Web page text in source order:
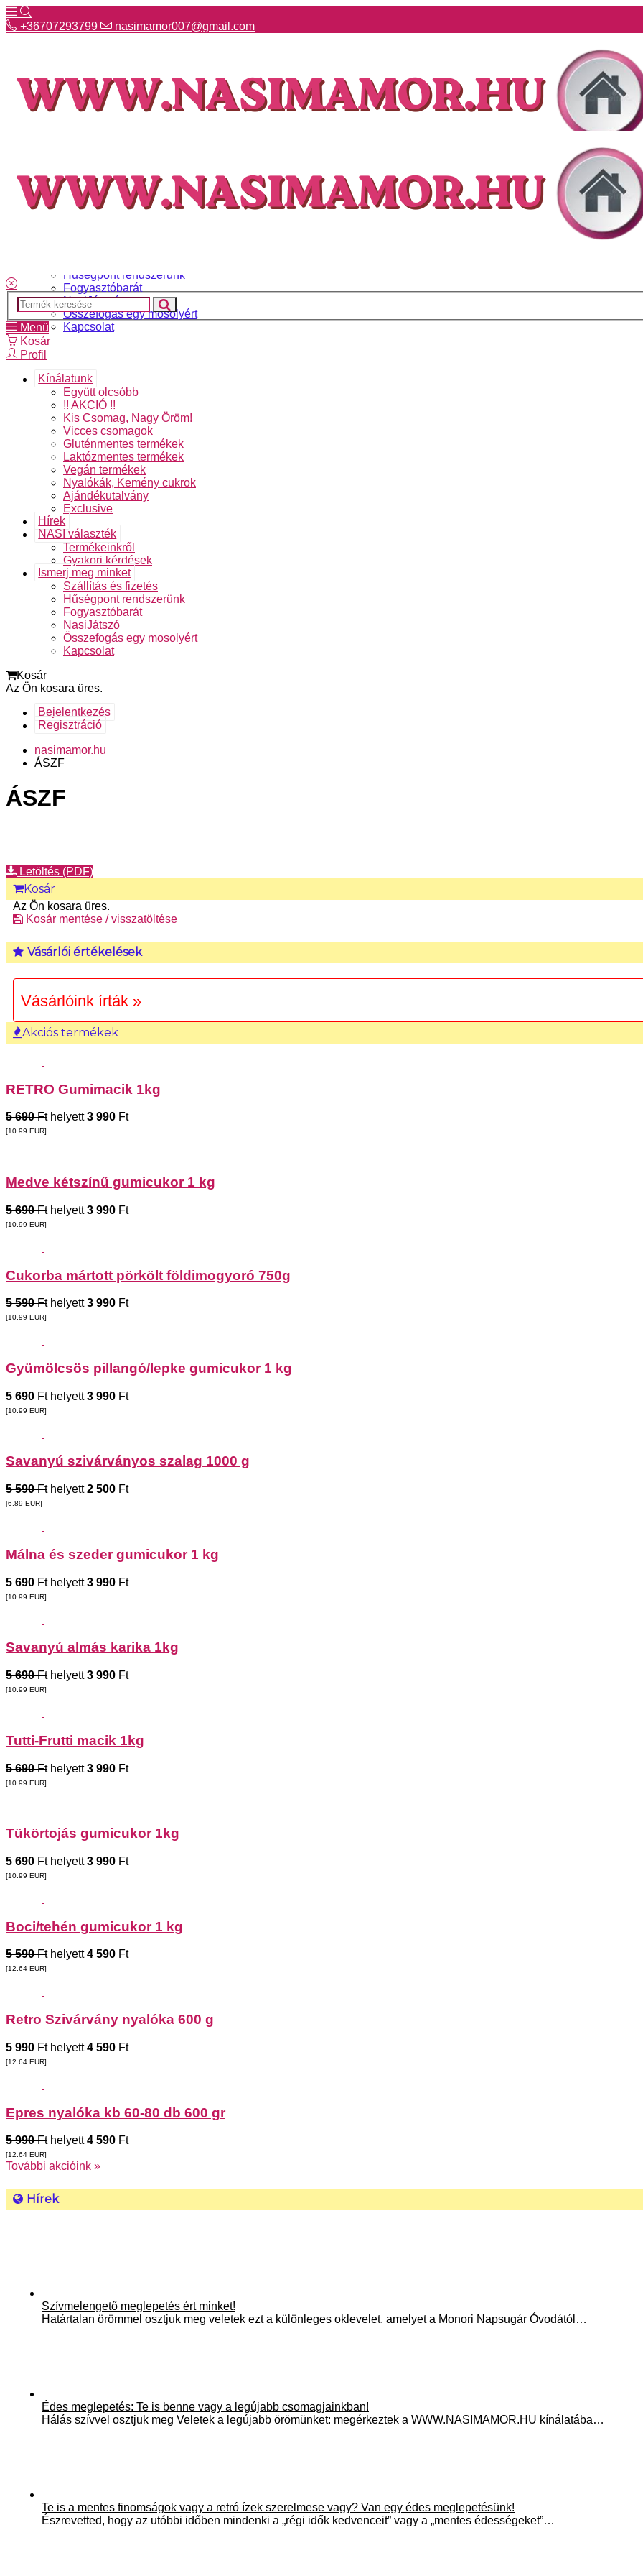
+36707293799 nasimamor007@gmail.com
Hírek
NASI választék
Hűségpont rendszerünk
Fogyasztóbarát
NasiJátszó
Összefogás egy mosolyért
Kapcsolat
Menü
Kosár
Profil
Kínálatunk
Együtt olcsóbb
!! AKCIÓ !!
Kis Csomag, Nagy Öröm!
Vicces csomagok
Gluténmentes termékek
Laktózmentes termékek
Vegán termékek
Nyalókák, Kemény cukrok
Ajándékutalvány
Exclusive
Hírek
NASI választék
Termékeinkről
Gyakori kérdések
Ismerj meg minket
Szállítás és fizetés
Hűségpont rendszerünk
Fogyasztóbarát
NasiJátszó
Összefogás egy mosolyért
Kapcsolat
Kosár
Az Ön kosara üres.
Bejelentkezés
Regisztráció
nasimamor.hu
ÁSZF
ÁSZF
Letöltés (PDF)
Kosár
Az Ön kosara üres.
Kosár mentése / visszatöltése
Vásárlói értékelések
Vásárlóink írták »
Akciós termékek
RETRO Gumimacik 1kg
5 690 Fthelyett3 990 Ft
[10.99 EUR]
Medve kétszínű gumicukor 1 kg
5 690 Fthelyett3 990 Ft
[10.99 EUR]
Cukorba mártott pörkölt földimogyoró 750g
5 590 Fthelyett3 990 Ft
[10.99 EUR]
Gyümölcsös pillangó/lepke gumicukor 1 kg
5 690 Fthelyett3 990 Ft
[10.99 EUR]
Savanyú szivárványos szalag 1000 g
5 590 Fthelyett2 500 Ft
[6.89 EUR]
Málna és szeder gumicukor 1 kg
5 690 Fthelyett3 990 Ft
[10.99 EUR]
Savanyú almás karika 1kg
5 690 Fthelyett3 990 Ft
[10.99 EUR]
Tutti-Frutti macik 1kg
5 690 Fthelyett3 990 Ft
[10.99 EUR]
Tükörtojás gumicukor 1kg
5 690 Fthelyett3 990 Ft
[10.99 EUR]
Boci/tehén gumicukor 1 kg
5 590 Fthelyett4 590 Ft
[12.64 EUR]
Retro Szivárvány nyalóka 600 g
5 990 Fthelyett4 590 Ft
[12.64 EUR]
Epres nyalóka kb 60-80 db 600 gr
5 990 Fthelyett4 590 Ft
[12.64 EUR]
További akcióink »
Hírek
Szívmelengető meglepetés ért minket!
Határtalan örömmel osztjuk meg veletek ezt a különleges oklevelet, amelyet a Monori Napsugár Óvodától…
Édes meglepetés: Te is benne vagy a legújabb csomagjainkban!
Hálás szívvel osztjuk meg Veletek a legújabb örömünket: megérkeztek a WWW.NASIMAMOR.HU kínálatába…
Te is a mentes finomságok vagy a retró ízek szerelmese vagy? Van egy édes meglepetésünk!
Észrevetted, hogy az utóbbi időben mindenki a „régi idők kedvenceit” vagy a „mentes édességeket”…